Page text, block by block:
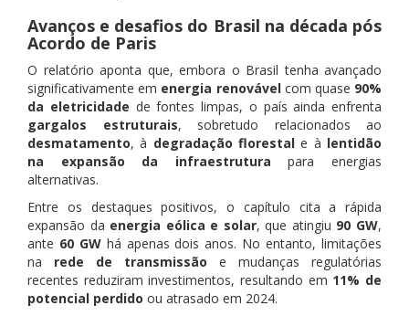
Avanços e desafios do Brasil na década pós
Acordo de Paris
O relatório aponta que, embora o Brasil tenha avançado
significativamente em energia renovávelcom quase 90%
da eletricidade de fontes limpas, o país ainda enfrenta
gargalos estruturais, sobretudo relacionados ao
desmatamento, à degradação florestal e à lentidão
na expansão da infraestrutura para energias
alternativas.
Entre os destaques positivos, o capítulo cita a rápida
expansão da energia eólica e solar, que atingiu 90 GW,
ante 60 GWhá apenas dois anos. No entanto, limitações
na rede de transmissão e mudanças regulatórias
recentes reduziram investimentos, resultando em 11% de
potencial perdido ou atrasado em 2024.